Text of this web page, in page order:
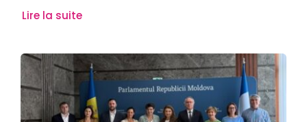
Lire la suite